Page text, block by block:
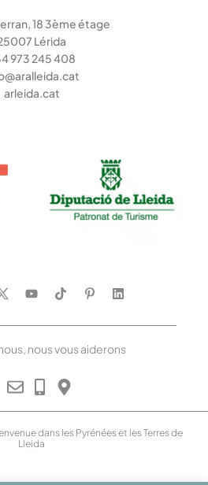
18 3ème étage
Lérida
973 245 408
arleida.cat
nous vous aiderons
dans les Pyrénées et les Terres de
Lleida